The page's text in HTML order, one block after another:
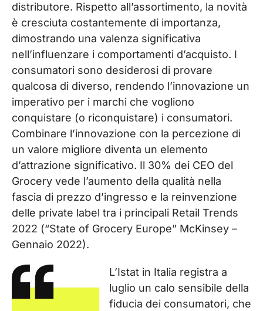
distributore. Rispetto all’assortimento, la novità
è cresciuta costantemente di importanza,
dimostrando una valenza significativa
nell’influenzare i comportamenti d’acquisto. I
consumatori sono desiderosi di provare
qualcosa di diverso, rendendo l’innovazione un
imperativo per i marchi che vogliono
conquistare (o riconquistare) i consumatori.
Combinare l’innovazione con la percezione di
un valore migliore diventa un elemento
d’attrazione significativo. Il 30% dei CEO del
Grocery vede l’aumento della qualità nella
fascia di prezzo d’ingresso e la reinvenzione
delle private label tra i principali Retail Trends
2022 (“State of Grocery Europe” McKinsey –
Gennaio 2022).
L’Istat in Italia registra a
luglio un calo sensibile della
fiducia dei consumatori, che